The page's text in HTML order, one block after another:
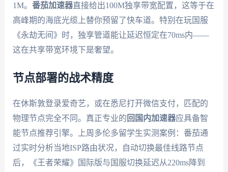
1M。 番茄加速器直接给出100M独享带宽配置，这等于在
高峰期的海底光缆上替你预留了快车道。特别在玩国服
《永劫无间》时，独享管道能让延迟恒定在70ms内——
这在共享带宽环境下是奢望。
节点部署的战术精度
在休斯敦登录爱奇艺，或在悉尼打开微信支付，匹配的
物理节点完全不同。真正专业的 回国内加速器应具备智
能节点推荐引擎。上周多伦多留学生实测案例：番茄通
过实时分析当地ISP路由状况，自动切换最佳线路节点
后，《王者荣耀》国际版与国服切换延迟从220ms降到